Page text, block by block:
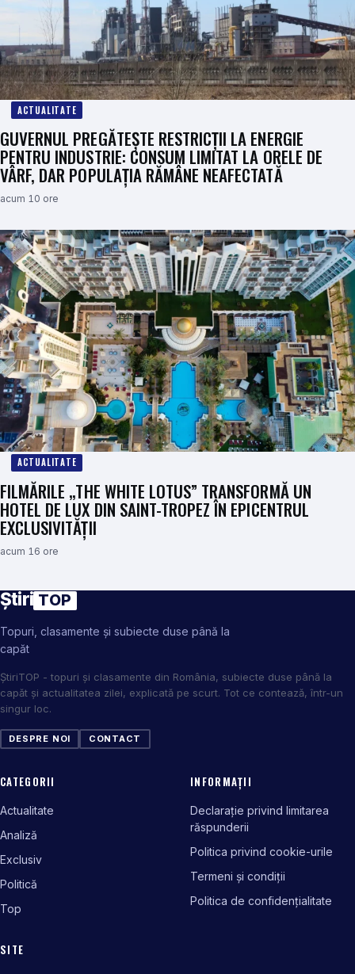
ACTUALITATE
GUVERNUL PREGĂTEȘTE RESTRICȚII LA ENERGIE
PENTRU INDUSTRIE: CONSUM LIMITAT LA ORELE DE
VÂRF, DAR POPULAȚIA RĂMÂNE NEAFECTATĂ
acum 10 ore
ACTUALITATE
FILMĂRILE „THE WHITE LOTUS” TRANSFORMĂ UN
HOTEL DE LUX DIN SAINT-TROPEZ ÎN EPICENTRUL
EXCLUSIVITĂȚII
acum 16 ore
Știri TOP
Topuri, clasamente și subiecte duse până la
capăt
ȘtiriTOP - topuri și clasamente din România, subiecte duse până la
capăt și actualitatea zilei, explicată pe scurt. Tot ce contează, într-un
singur loc.
DESPRE NOI CONTACT
CATEGORII
Actualitate
Analiză
Exclusiv
Politică
Top
INFORMAȚII
Declarație privind limitarea
răspunderii
Politica privind cookie-urile
Termeni și condiții
Politica de confidențialitate
SITE